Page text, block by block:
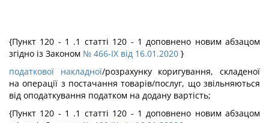
{Пункт 120 - 1 .1 статті 120 - 1 доповнено новим абзацом
згідно із Законом № 466-IX від 16.01.2020 }
податкової накладної/розрахунку коригування, складеної
на операції з постачання товарів/послуг, що звільняються
від оподаткування податком на додану вартість;
{Пункт 120 - 1 .1 статті 120 - 1 доповнено новим абзацом